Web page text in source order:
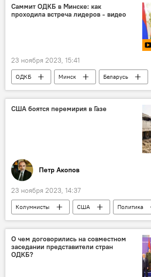
Саммит ОДКБ в Минске: как
проходила встреча лидеров - видео
23 ноября 2023, 15:41
ОДКБ Минск
Беларусь
саммит
безопасность Видео
США боятся перемирия в Газе
Петр Акопов
23 ноября 2023, 14:37
Колумнисты США
Политика
Аналитика
Израиль
Палестина
сектор Газа
О чем договорились на совместном
заседании представители стран
ОДКБ?